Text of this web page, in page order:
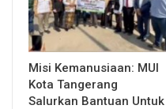
Misi Kemanusiaan: MUI
Kota Tangerang
Salurkan Bantuan Untuk